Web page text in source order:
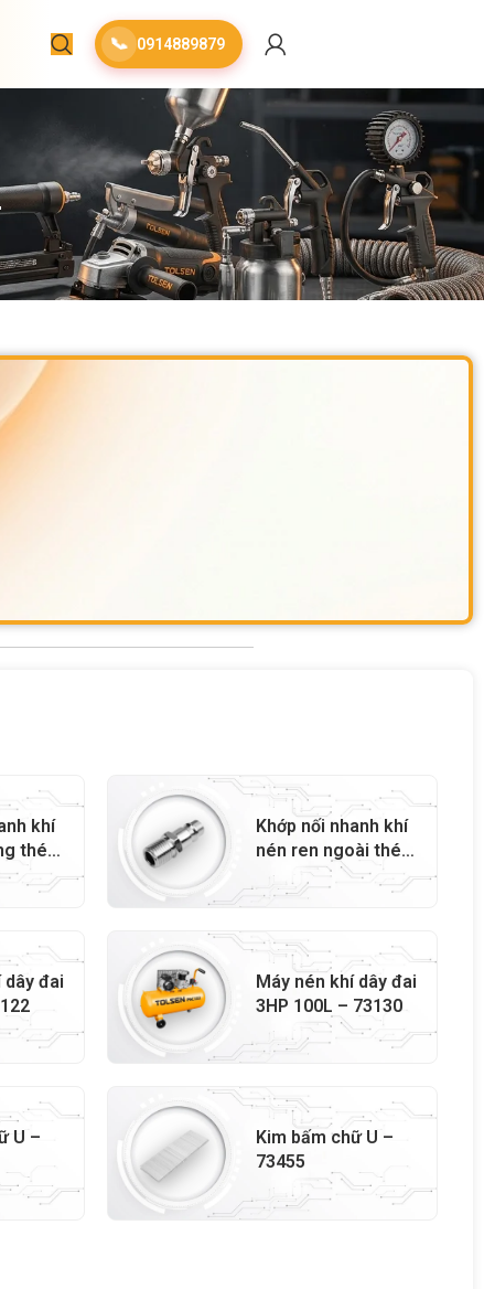
📞 0914889879
khí
thép
Khớp nối nhanh khí
nén ren ngoài thép
G1/4 inch – 72801
dây đai
Máy nén khí dây đai
3HP 100L – 73130
U –
Kim bấm chữ U –
73455